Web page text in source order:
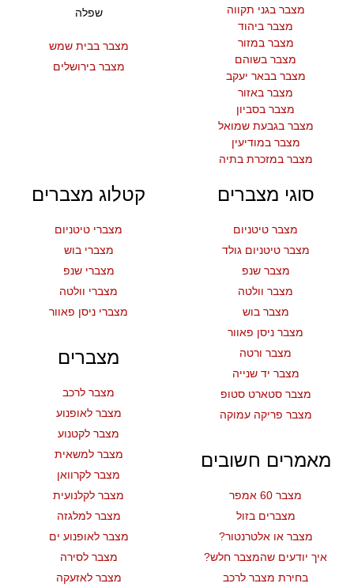
מצבר בגני תקווה
מצבר ביהוד
מצבר במזור
מצבר בשוהם
מצבר בבאר יעקב
מצבר באזור
מצבר בסביון
מצבר בגבעת שמואל
מצבר במודיעין
מצבר במזכרת בתיה
שפלה
מצבר בבית שמש
מצבר בירושלים
סוגי מצברים
מצבר טיטניום
מצבר טיטניום גולד
מצבר שנפ
מצבר וולטה
מצבר בוש
מצבר ניסן פאוור
מצבר ורטה
מצבר יד שנייה
מצבר סטארט סטופ
מצבר פריקה עמוקה
מאמרים חשובים
מצבר 60 אמפר
מצברים בזול
מצבר או אלטרנטור?
איך יודעים שהמצבר חלש?
בחירת מצבר לרכב
קטלוג מצברים
מצברי טיטניום
מצברי בוש
מצברי שנפ
מצברי וולטה
מצברי ניסן פאוור
מצברים
מצבר לרכב
מצבר לאופנוע
מצבר לקטנוע
מצבר למשאית
מצבר לקרוואן
מצבר לקלנועית
מצבר למלגזה
מצבר לאופנוע ים
מצבר לסירה
מצבר לאזעקה